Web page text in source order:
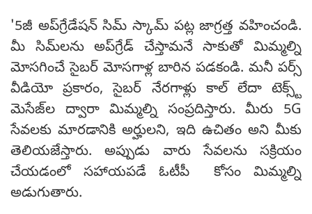
'5జీ అప్‌గ్రేడేషన్ సిమ్ స్కామ్ పట్ల జాగ్రత్త వహించండి.
మీ సిమ్‌లను అప్‌గ్రేడ్ చేస్తామనే సాకుతో మిమ్మల్ని
మోసగించే సైబర్ మోసగాళ్ల బారిన పడకండి. మనీ పర్స్
వీడియో ప్రకారం, సైబర్ నేరగాళ్లు కాల్ లేదా టెక్స్ట్
మెసేజ్‌ల ద్వారా మిమ్మల్ని సంప్రదిస్తారు. మీరు 5G
సేవలకు మారడానికి అర్హులని, ఇది ఉచితం అని మీకు
తెలియజేస్తారు. అప్పుడు వారు సేవలను సక్రియం
చేయడంలో సహాయపడే ఓటీపీ కోసం మిమ్మల్ని
అడుగుతారు.